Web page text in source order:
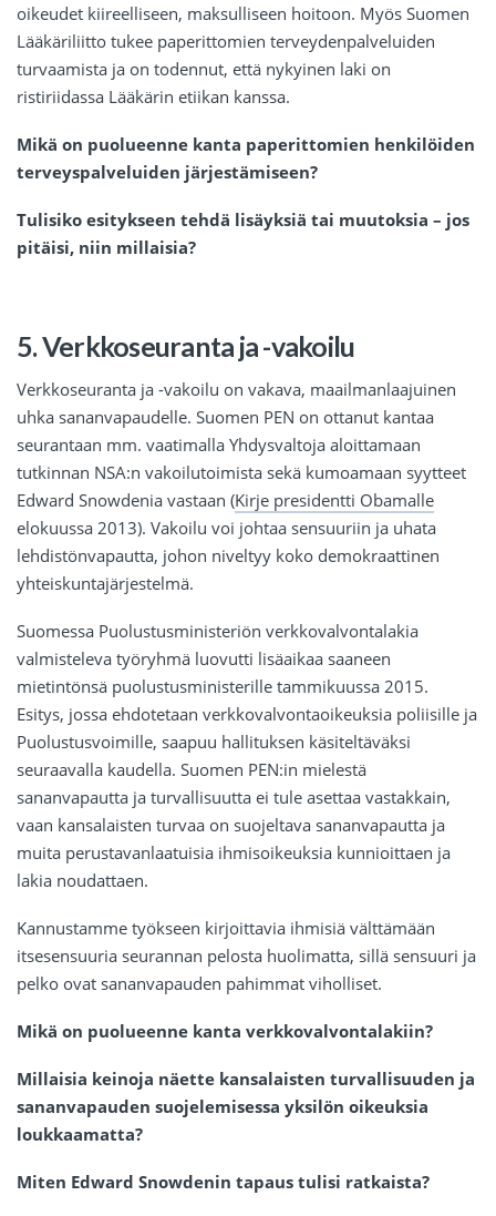
oikeudet kiireelliseen, maksulliseen hoitoon. Myös Suomen
Lääkäriliitto tukee paperittomien terveydenpalveluiden
turvaamista ja on todennut, että nykyinen laki on
ristiriidassa Lääkärin etiikan kanssa.
Mikä on puolueenne kanta paperittomien henkilöiden
terveyspalveluiden järjestämiseen?
Tulisiko esitykseen tehdä lisäyksiä tai muutoksia – jos
pitäisi, niin millaisia?
5. Verkkoseuranta ja -vakoilu
Verkkoseuranta ja -vakoilu on vakava, maailmanlaajuinen
uhka sananvapaudelle. Suomen PEN on ottanut kantaa
seurantaan mm. vaatimalla Yhdysvaltoja aloittamaan
tutkinnan NSA:n vakoilutoimista sekä kumoamaan syytteet
Edward Snowdenia vastaan (Kirje presidentti Obamalle
elokuussa 2013). Vakoilu voi johtaa sensuuriin ja uhata
lehdistönvapautta, johon niveltyy koko demokraattinen
yhteiskuntajärjestelmä.
Suomessa Puolustusministeriön verkkovalvontalakia
valmisteleva työryhmä luovutti lisäaikaa saaneen
mietintönsä puolustusministerille tammikuussa 2015.
Esitys, jossa ehdotetaan verkkovalvontaoikeuksia poliisille ja
Puolustusvoimille, saapuu hallituksen käsiteltäväksi
seuraavalla kaudella. Suomen PEN:in mielestä
sananvapautta ja turvallisuutta ei tule asettaa vastakkain,
vaan kansalaisten turvaa on suojeltava sananvapautta ja
muita perustavanlaatuisia ihmisoikeuksia kunnioittaen ja
lakia noudattaen.
Kannustamme työkseen kirjoittavia ihmisiä välttämään
itsesensuuria seurannan pelosta huolimatta, sillä sensuuri ja
pelko ovat sananvapauden pahimmat viholliset.
Mikä on puolueenne kanta verkkovalvontalakiin?
Millaisia keinoja näette kansalaisten turvallisuuden ja
sananvapauden suojelemisessa yksilön oikeuksia
loukkaamatta?
Miten Edward Snowdenin tapaus tulisi ratkaista?